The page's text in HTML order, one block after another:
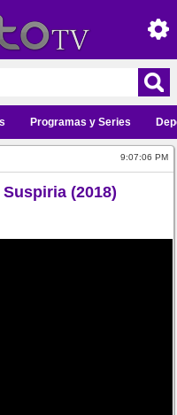
Programas y Series
9:07:06 PM
(2018)